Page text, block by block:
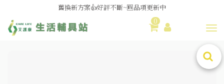
舊換新方案👍好評不斷~🆕品項更新中
😆備餐原來可以這麼輕鬆🎌KEWPIE介護食🍱營養均衡
0